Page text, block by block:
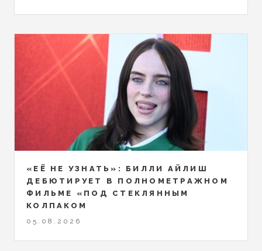
«ЕЁ НЕ УЗНАТЬ»: БИЛЛИ АЙЛИШ
ДЕБЮТИРУЕТ В ПОЛНОМЕТРАЖНОМ
ФИЛЬМЕ «ПОД СТЕКЛЯННЫМ
КОЛПАКОМ
05.08.2026